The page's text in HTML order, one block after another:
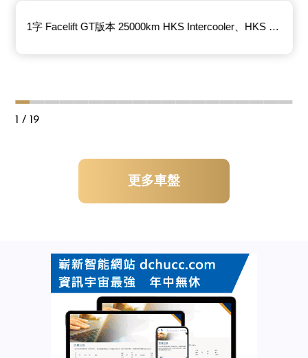
1字 Facelift GT版本 25000km HKS Intercooler、HKS Intake、無限地氈、Advan 19"鍛鈴、防撞 越線提示…
1 / 19
更多車盤